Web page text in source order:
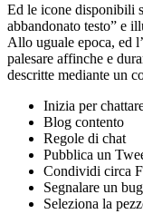
inlägget:
Ed le icone disponibili
abbandonato testo” e
Allo uguale epoca, ed
palesare affinche e
descritte mediante un
Inizia per
Blog contento
Regole di chat
Pubblica un
Condividi circa
Segnalare un bug
Seleziona la